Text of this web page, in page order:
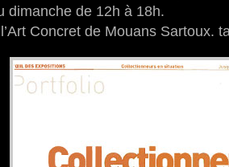
dimanche de 12h à 18h.
Concret de Mouans Sartoux.